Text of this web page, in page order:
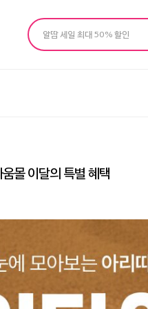
알땀 세일 최대 50% 할인
몰 이달의 특별 혜택